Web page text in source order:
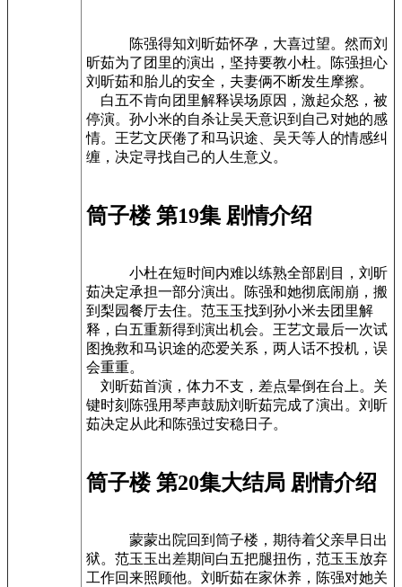
陈强得知刘昕茹怀孕，大喜过望。然而刘
昕茹为了团里的演出，坚持要教小杜。陈强担心
刘昕茹和胎儿的安全，夫妻俩不断发生摩擦。
白五不肯向团里解释误场原因，激起众怒，被
停演。孙小米的自杀让吴天意识到自己对她的感
情。王艺文厌倦了和马识途、吴天等人的情感纠
缠，决定寻找自己的人生意义。
筒子楼 第19集 剧情介绍
小杜在短时间内难以练熟全部剧目，刘昕
茹决定承担一部分演出。陈强和她彻底闹崩，搬
到梨园餐厅去住。范玉玉找到孙小米去团里解
释，白五重新得到演出机会。王艺文最后一次试
图挽救和马识途的恋爱关系，两人话不投机，误
会重重。
刘昕茹首演，体力不支，差点晕倒在台上。关
键时刻陈强用琴声鼓励刘昕茹完成了演出。刘昕
茹决定从此和陈强过安稳日子。
筒子楼 第20集大结局 剧情介绍
蒙蒙出院回到筒子楼，期待着父亲早日出
狱。范玉玉出差期间白五把腿扭伤，范玉玉放弃
工作回来照顾他。刘昕茹在家休养，陈强对她关